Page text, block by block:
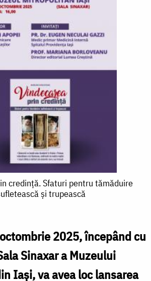
credință. Sfaturi pentru tămăduire
și trupească
2025, începând cu
Sinaxar a Muzeului
Iași, va avea loc lansarea